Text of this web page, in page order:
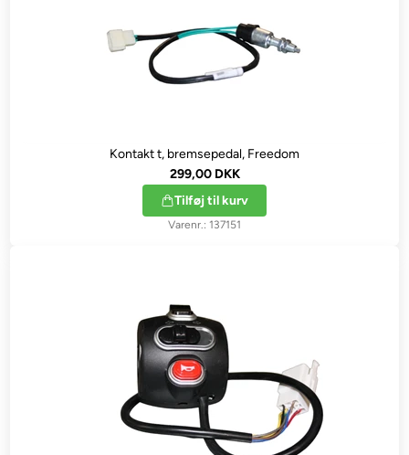
Kontakt t, bremsepedal, Freedom
299,00 DKK
Tilføj til kurv
137151